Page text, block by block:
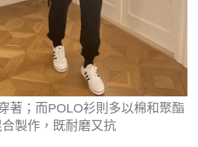
著；而POLO衫則多以棉和聚酯
製作，既耐磨又抗